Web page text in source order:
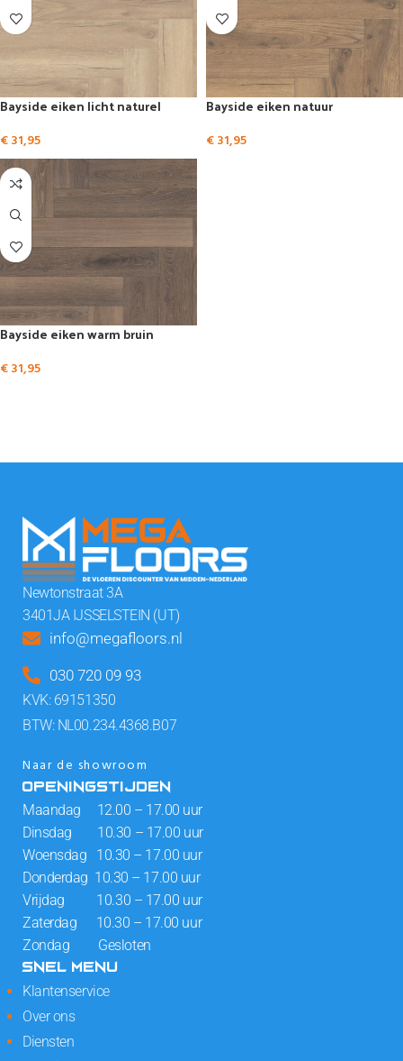
Bayside eiken licht naturel
€31,95
Bayside eiken natuur
€31,95
Bayside eiken warm bruin
€31,95
Newtonstraat 3A
3401JA IJSSELSTEIN (UT)
info@megafloors.nl
030 720 09 93
KVK: 69151350
BTW: NL00.234.4368.B07
Naar de showroom
OPENINGSTIJDEN
Maandag 12.00 – 17.00 uur
Dinsdag 10.30 – 17.00 uur
Woensdag 10.30 – 17.00 uur
Donderdag 10.30 – 17.00 uur
Vrijdag 10.30 – 17.00 uur
Zaterdag 10.30 – 17.00 uur
Zondag Gesloten
SNEL MENU
Klantenservice
Over ons
Diensten